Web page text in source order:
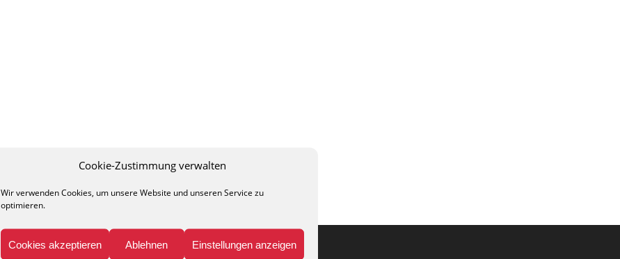
Cookie-Zustimmung verwalten
Wir verwenden Cookies, um unsere Website und unseren Service zu
optimieren.
Cookies akzeptieren Ablehnen Einstellungen anzeigen